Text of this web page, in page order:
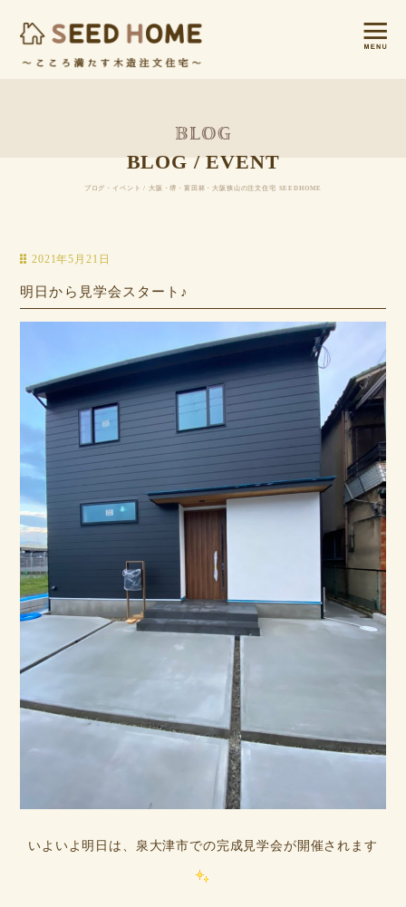
BLOG / EVENT
ブログ・イベント / 大阪・堺・富田林・大阪狭山の注文住宅 SEEDHOME
2021年5月21日
明日から見学会スタート♪
いよいよ明日は、泉大津市での完成見学会が開催されます